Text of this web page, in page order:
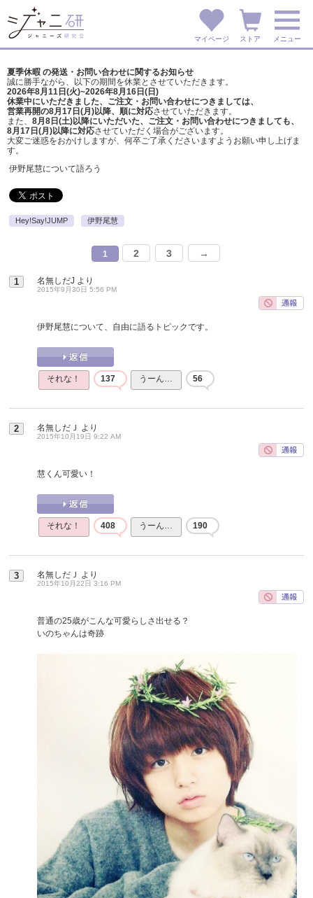
マイページ ストア メニュー
夏季休暇 の発送・お問い合わせに関するお知らせ
誠に勝手ながら、以下の期間を休業とさせていただきます。
2026年8月11日(火)~2026年8月16日(日)
休業中にいただきました、ご注文・お問い合わせにつきましては、
営業再開の8月17日(月)以降、順に対応させていただきます。
また、 8月8日(土)以降にいただいた、ご注文・ お問い合わせにつきましても、
8月17日(月)以降に対応させていただく場合がございます。
大変ご迷惑をおかけしますが、 何卒ご了承くださいますようお願い申し上げま
す。
伊野尾慧について語ろう
Hey!Say!JUMP 伊野尾慧
1 2 3 →
1 名無しだJ より
2015年9月30日 5:56 PM
伊野尾慧について、自由に語るトピックです。
それな！ 137 うーん… 56
2 名無しだＪ より
2015年10月19日 9:22 AM
慧くん可愛い！
それな！ 408 うーん… 190
3 名無しだＪ より
2015年10月22日 3:16 PM
普通の25歳がこんな可愛らしさ出せる？
いのちゃんは奇跡